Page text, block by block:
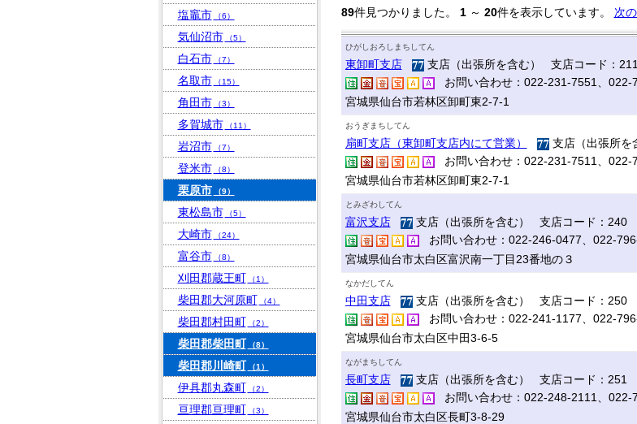
89件見つかりました。 1～ 20件を表示しています。 次
ひがしおろしまちしてん
東卸町支店
支店（出張所を含む） 支店コード：211
お問い合わせ：022-231-7551、022-
宮城県仙台市若林区卸町東2-7-1
おうぎまちしてん
扇町支店（東卸町支店内にて営業）
支店（出張所を
お問い合わせ：022-231-7511、022-
宮城県仙台市若林区卸町東2-7-1
とみざわしてん
富沢支店
支店（出張所を含む） 支店コード：240
お問い合わせ：022-246-0477、022-
宮城県仙台市太白区富沢南一丁目23番地の３
なかだしてん
中田支店
支店（出張所を含む） 支店コード：250
お問い合わせ：022-241-1177、022-
宮城県仙台市太白区中田3-6-5
ながまちしてん
長町支店
支店（出張所を含む） 支店コード：251
お問い合わせ：022-248-2111、022-
宮城県仙台市太白区長町3-8-29
塩竈市 （6）
気仙沼市 （5）
白石市 （7）
名取市 （15）
角田市 （3）
多賀城市 （11）
岩沼市 （7）
登米市 （8）
栗原市 （9）
東松島市 （5）
大崎市 （24）
富谷市 （8）
刈田郡蔵王町 （1）
柴田郡大河原町 （4）
柴田郡村田町 （2）
柴田郡柴田町 （8）
柴田郡川崎町 （1）
伊具郡丸森町 （2）
亘理郡亘理町 （3）